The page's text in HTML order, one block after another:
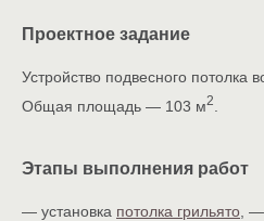
Проектное задание
Устройство подвесного потолка
Общая площадь — 103 м2
Этапы выполнения работ
— установка потолка грильято ,